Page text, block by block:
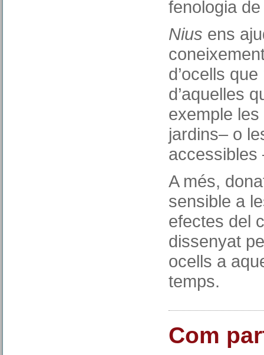
fenologia
Nius ens
d’ocells
d’aquelles
exemple
jardins– o
accessibles
A més,
sensible a
efectes del
dissenyat
ocells a
temps.
Com